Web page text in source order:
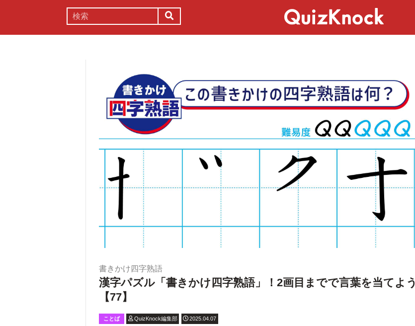
書きかけ四字熟語
漢字パズル「書きかけ四字熟語」！2画目までで言葉を当てよう
【77】
ことば QuizKnock編集部 2025.04.07